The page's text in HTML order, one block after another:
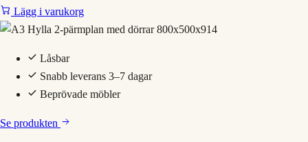
Lägg i varukorg
Låsbar
Snabb leverans 3–7 dagar
Beprövade möbler
Se produkten